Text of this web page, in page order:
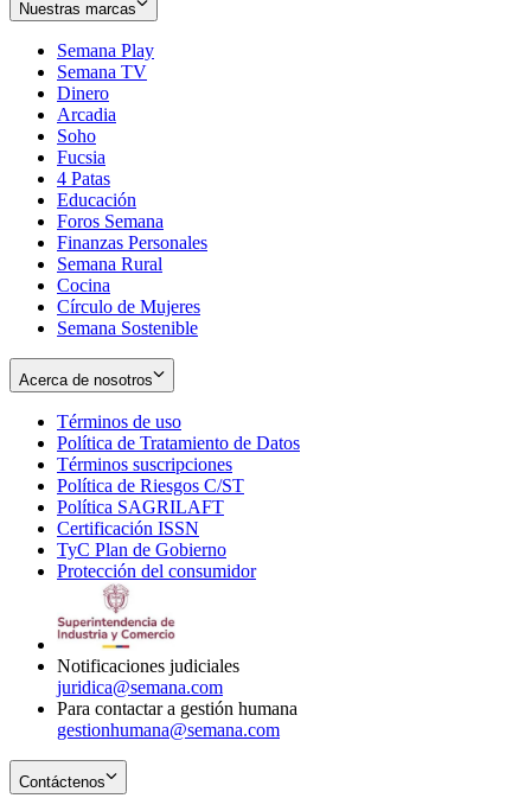
Nuestras marcas
Semana Play
Semana TV
Dinero
Arcadia
Soho
in
new
window
Fucsia
in
new
window
4 Patas
Educación
Foros Semana
Finanzas Personales
Semana Rural
Cocina
Círculo de Mujeres
Semana Sostenible
Acerca de nosotros
Términos de uso
in
new
window
Política de Tratamiento de Datos
Términos suscripciones
in
Política de Riesgos C/ST
Política SAGRILAFT
new
window
Certificación ISSN
in
new
TyC Plan de Gobierno
in
Protección del consumidorOpens
Notificaciones judiciales
juridica@semana.com
Para contactar a gestión humana
gestionhumana@semana.com
Contáctenos